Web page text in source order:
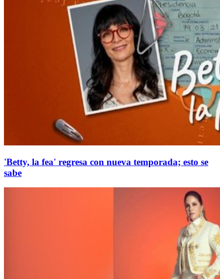
'Betty, la fea' regresa con nueva temporada; esto se
sabe